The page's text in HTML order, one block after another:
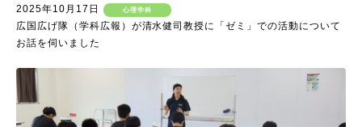
2025年10月17日 心理学科
広国広げ隊（学科広報）が清水健司教授に「ゼミ」での活動について
お話を伺いました